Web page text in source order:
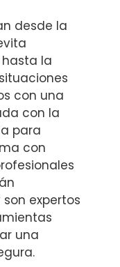
desde la
la
con una
con la
para
con
expertos
una